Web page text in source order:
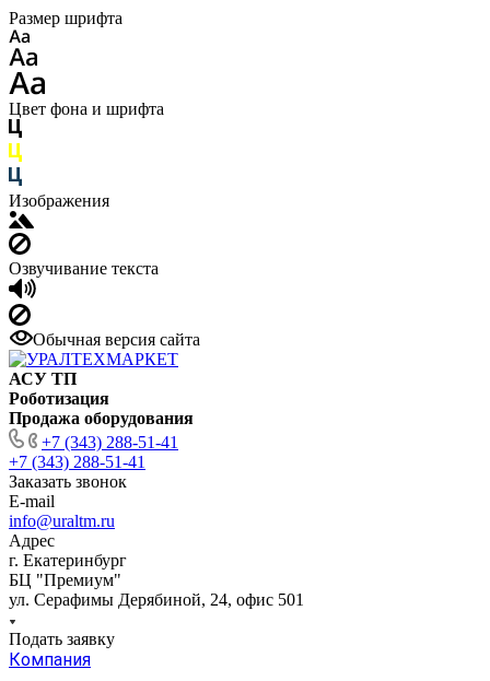
Размер шрифта
Цвет фона и шрифта
Изображения
Озвучивание текста
Обычная версия сайта
АСУ ТП
Роботизация
Продажа оборудования
+7 (343) 288-51-41
+7 (343) 288-51-41
Заказать звонок
E-mail
info@uraltm.ru
Адрес
г. Екатеринбург
БЦ "Премиум"
ул. Серафимы Дерябиной, 24, офис 501
Подать заявку
Компания